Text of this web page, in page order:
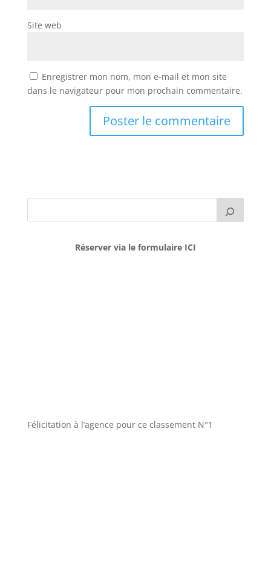
Site web
Enregistrer mon nom, mon e-mail et mon site
dans le navigateur pour mon prochain commentaire.
Réserver via le formulaire ICI
Félicitation à l’agence pour ce classement N°1